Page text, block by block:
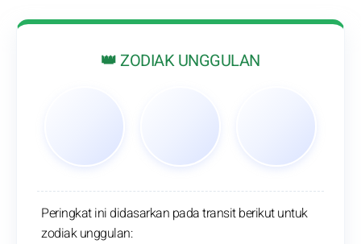
👑 ZODIAK UNGGULAN
Peringkat ini didasarkan pada transit berikut untuk
zodiak unggulan: